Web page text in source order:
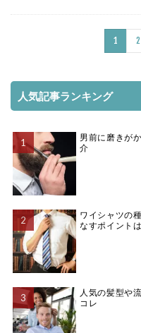
1 2
人気記事ランキング
男前に磨きが
介
ワイシャツの
なすポイント
人気の髪型や
コレ